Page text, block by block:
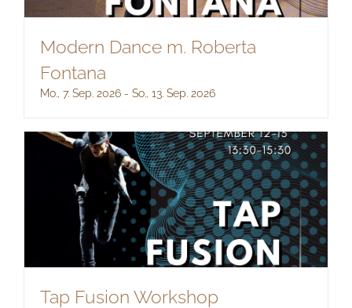
Modern Dance m. Roberta
Fontana
Mo., 7. Sep. 2026- So., 13. Sep. 2026
Tap Fusion Workshop